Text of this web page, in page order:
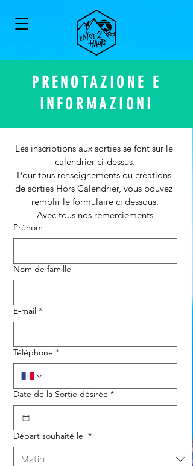
PRENOTAZIONE E
INFORMAZIONI
Les inscriptions aux sorties se font sur le
calendrier ci-dessus.
Pour tous renseignements ou créations
de sorties Hors Calendrier, vous pouvez
remplir le formulaire ci dessous.
Avec tous nos remerciements
Prénom
Nom de famille
E‑mail *
Téléphone *
Date de la Sortie désirée *
Départ souhaité le *